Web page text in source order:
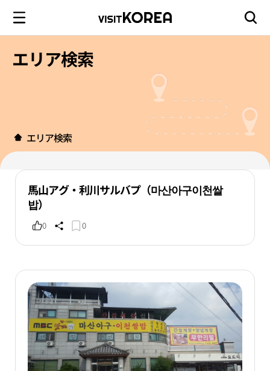
エリア検索
エリア検索
馬山アグ・利川サルバプ（마산아구이천쌀
밥）
0 0